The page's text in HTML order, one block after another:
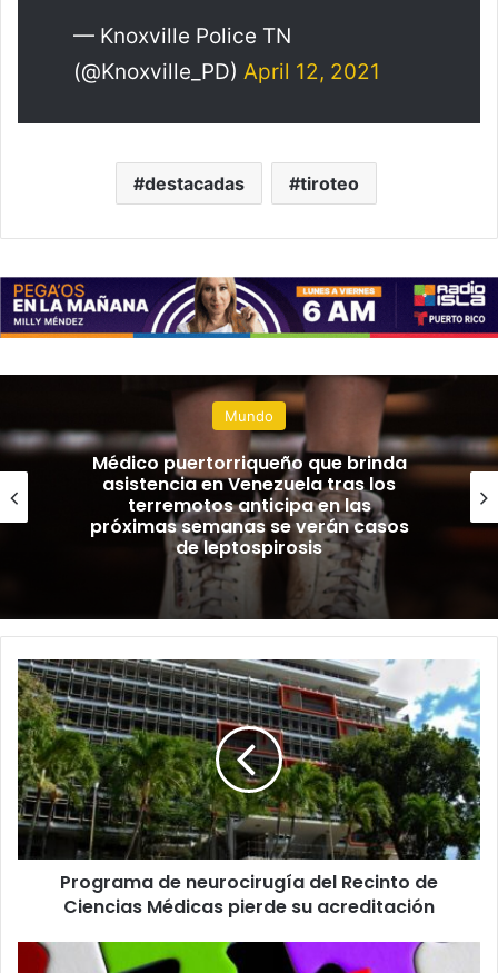
— Knoxville Police TN
(@Knoxville_PD) April 12, 2021
destacadas tiroteo
Mundo
Médicos puertorriqueños detectan
casos de cólera y sarna tras
terremotos en Venezuela
Programa
de
neurocirugía
del
Recinto
de
Ciencias
Médicas
pierde
acreditación
Programa de neurocirugía del Recinto de
Ciencias Médicas pierde su acreditación
Denuncian